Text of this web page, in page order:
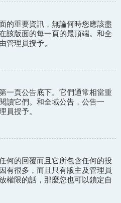
的重要資訊，無論何時您應該盡
該版面的每一頁的最頂端。和全
管理員授予。
一頁公告底下。它們通常相當重
讀它們。和全域公告，公告一
員授予。
何的回覆而且它所包含任何的投
有很多，而且只有版主及管理員
權限的話，那麼您也可以鎖定自